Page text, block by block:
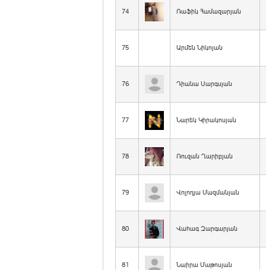
74 Ռաֆիկ Համազարյան
75 Արմեն Նիկոյան
76 Դիանա Սարգսյան
77 Նարեկ Կիրակոսյան
78 Ռուզան Ղարիբյան
79 Վոլոդյա Մազմանյան
80 Վահագ Զարգարյան
81 Նաիրա Մաթոսյան